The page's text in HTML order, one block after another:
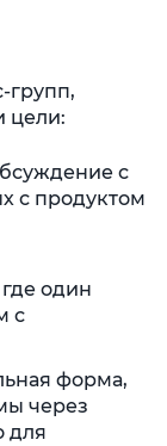
групп,
цели:
с
с продуктом
один
с
форма,
через
для